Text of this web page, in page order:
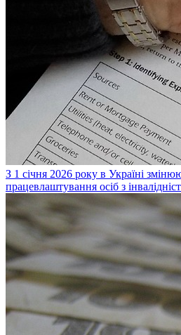
З 1 січня 2026 року в Україні
працевлаштування осіб з